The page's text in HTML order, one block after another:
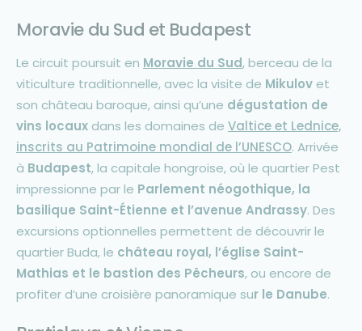
Moravie du Sud et Budapest
Le circuit poursuit en Moravie du Sud, berceau de la
viticulture traditionnelle, avec la visite de Mikulov et
son château baroque, ainsi qu’une dégustation de
vins locaux dans les domaines de Valtice et Lednice,
inscrits au Patrimoine mondial de l’UNESCO. Arrivée
à Budapest, la capitale hongroise, où le quartier Pest
impressionne par le Parlement néogothique, la
basilique Saint-Étienne et l’avenue Andrassy. Des
excursions optionnelles permettent de découvrir le
quartier Buda, le château royal, l’église Saint-
Mathias et le bastion des Pêcheurs, ou encore de
profiter d’une croisière panoramique sur le Danube.